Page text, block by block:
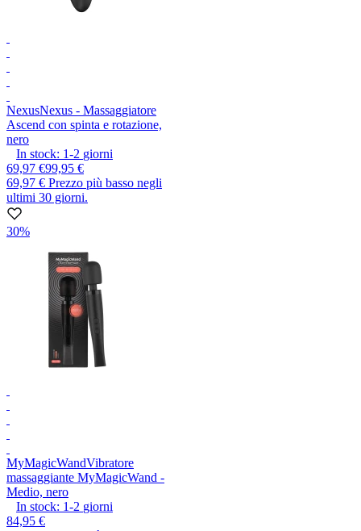
NexusNexus - Massaggiatore
Ascend con spinta e rotazione,
nero
In stock: 1-2 giorni
69,97 €99,95 €
69,97 € Prezzo più basso negli
ultimi 30 giorni.
30%
MyMagicWandVibratore
massaggiante MyMagicWand -
Medio, nero
In stock: 1-2 giorni
84,95 €